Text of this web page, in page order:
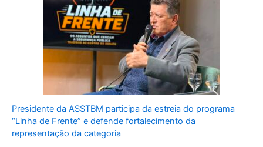
Presidente da ASSTBM participa da estreia do programa
“Linha de Frente” e defende fortalecimento da
representação da categoria